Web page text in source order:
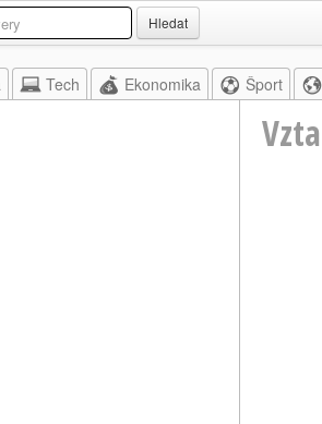
Hledat
Tech Ekonomika Šport